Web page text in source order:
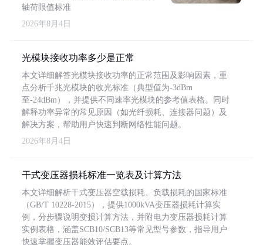
轴荷限值标准
2026年8月4日
光模块接收功率多少是正常
本文详细解答光模块接收功率的正常范围及影响因素，重
点分析千兆光模块的收光标准（典型值为-3dBm
至-24dBm），并提供不同速率光模块的参考值表格。同时
解释功率异常的常见原因（如光纤损耗、连接器问题）及
解决方案，帮助用户快速判断网络性能问题。
2026年8月4日
干式变压器损耗标准一览表及计算方法
本文详细解析干式变压器空载损耗、负载损耗的国家标准
（GB/T 10228-2015），提供1000kVA变压器损耗计算实
例，分步骤说明变损计算方法，并附电力变压器损耗计算
实例表格，涵盖SCB10/SCB13等常见型号参数，指导用户
快速掌握变压器能效评估要点。